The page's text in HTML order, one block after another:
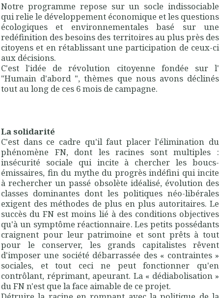
Notre programme repose sur un socle indissociable
qui relie le développement économique et les questions
écologiques et environnementales basé sur une
redéfinition des besoins des territoires au plus près des
citoyens et en rétablissant une participation de ceux-ci
aux décisions.
C'est l'idée de révolution citoyenne fondée sur l'
"Humain d'abord ", thèmes que nous avons déclinés
tout au long de ces 6 mois de campagne.
La solidarité
C'est dans ce cadre qu'il faut placer l'élimination du
phénomène FN, dont les racines sont multiples :
insécurité sociale qui incite à chercher les boucs-
émissaires, fin du mythe du progrès indéfini qui incite
à rechercher un passé obsolète idéalisé, évolution des
classes dominantes dont les politiques néo-libérales
exigent des méthodes de plus en plus autoritaires. Le
succès du FN est moins lié à des conditions objectives
qu'à un symptôme réactionnaire. Les petits possédants
craignent pour leur patrimoine et sont prêts à tout
pour le conserver, les grands capitalistes rêvent
d'imposer une société débarrassée des « contraintes »
sociales, et tout ceci ne peut fonctionner qu'en
contrôlant, réprimant, apeurant. La « dédiabolisation »
du FN n'est que la face aimable de ce projet.